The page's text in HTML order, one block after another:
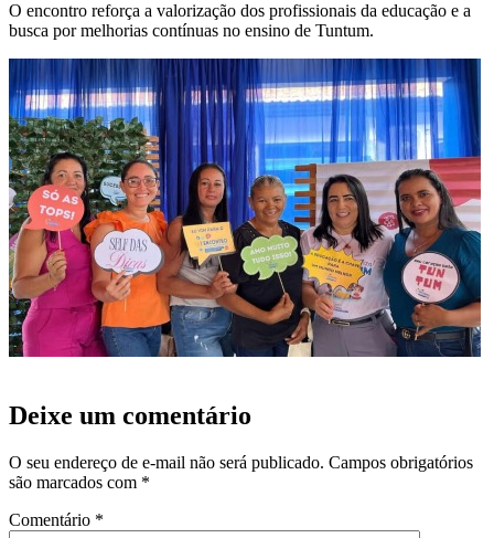
O encontro reforça a valorização dos profissionais da educação e a
busca por melhorias contínuas no ensino de Tuntum.
Deixe um comentário
O seu endereço de e-mail não será publicado. Campos obrigatórios
são marcados com *
Comentário *